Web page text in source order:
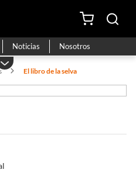
Noticias Nosotros
El libro de la selva